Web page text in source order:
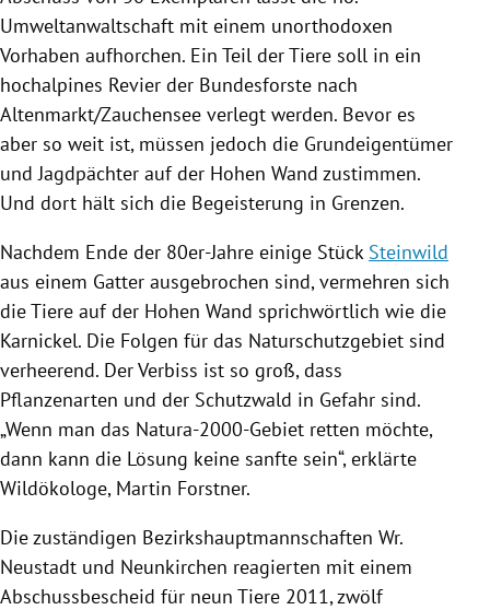
Umweltanwaltschaft mit einem unorthodoxen
Vorhaben aufhorchen. Ein Teil der Tiere soll in ein
hochalpines Revier der Bundesforste nach
Altenmarkt/Zauchensee verlegt werden. Bevor es
aber so weit ist, müssen jedoch die Grundeigentümer
und Jagdpächter auf der Hohen Wand zustimmen.
Und dort hält sich die Begeisterung in Grenzen.
Nachdem Ende der 80er-Jahre einige Stück Steinwild
aus einem Gatter ausgebrochen sind, vermehren sich
die Tiere auf der Hohen Wand sprichwörtlich wie die
Karnickel. Die Folgen für das Naturschutzgebiet sind
verheerend. Der Verbiss ist so groß, dass
Pflanzenarten und der Schutzwald in Gefahr sind.
„Wenn man das Natura-2000-Gebiet retten möchte,
dann kann die Lösung keine sanfte sein“, erklärte
Wildökologe, Martin Forstner.
Die zuständigen Bezirkshauptmannschaften Wr.
Neustadt und Neunkirchen reagierten mit einem
Abschussbescheid für neun Tiere 2011, zwölf